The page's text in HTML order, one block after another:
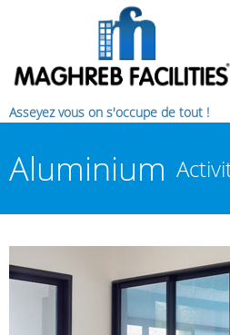
Asseyez vous on s'occupe de tout !
Aluminium